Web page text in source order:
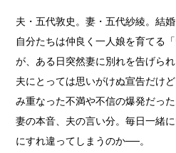
夫・五代敦史。妻・五代紗綾。結婚
自分たちは仲良く一人娘を育てる
が、ある日突然妻に別れを告げられ
夫にとっては思いがけぬ宣告だけ
み重なった不満や不信の爆発だった
妻の本音、夫の言い分。毎日一緒
にすれ違ってしまうのか──。